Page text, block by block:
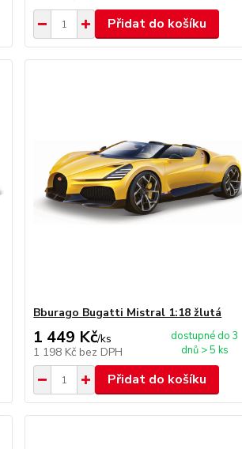
Přidat do košíku
Bburago Bugatti Mistral 1:18 žlutá
1 449 Kč/ks
1 198 Kč bez DPH
dostupné do 3
dnů > 5 ks
Přidat do košíku